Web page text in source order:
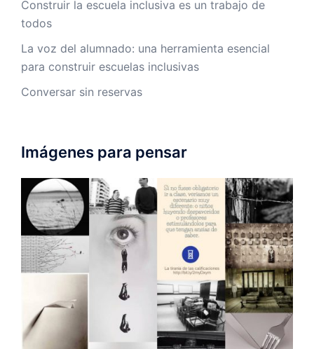
Construir la escuela inclusiva es un trabajo de
todos
La voz del alumnado: una herramienta esencial
para construir escuelas inclusivas
Conversar sin reservas
Imágenes para pensar